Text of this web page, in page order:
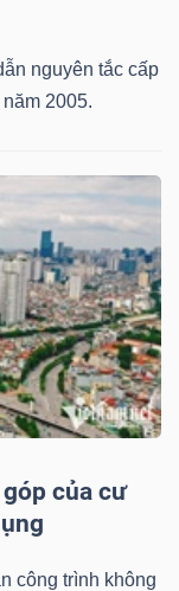
nguyên tắc cấp
2005.
của cư
công trình không